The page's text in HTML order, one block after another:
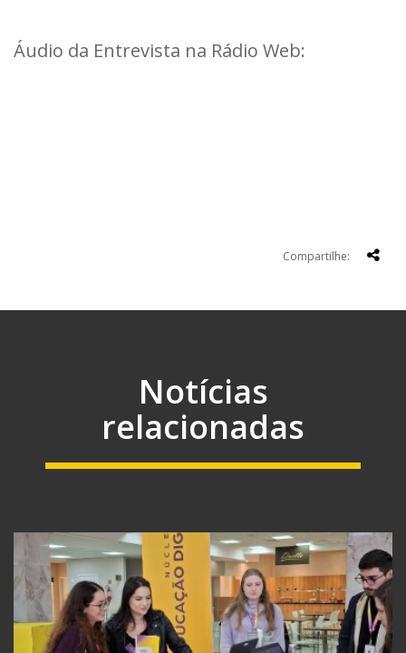
Áudio da Entrevista na Rádio Web:
Compartilhe:
Notícias
relacionadas